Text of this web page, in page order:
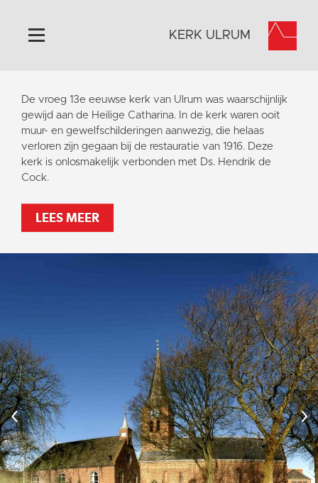
Home
Algemeen
Historie
Omgeving
Activiteiten
Steun ons
Contact
Vaktaal
KERK ULRUM
De vroeg 13e eeuwse kerk van Ulrum was waarschijnlijk
gewijd aan de Heilige Catharina. In de kerk waren ooit
muur- en gewelfschilderingen aanwezig, die helaas
verloren zijn gegaan bij de restauratie van 1916. Deze
kerk is onlosmakelijk verbonden met Ds. Hendrik de
Cock.
LEES MEER
‹ ›